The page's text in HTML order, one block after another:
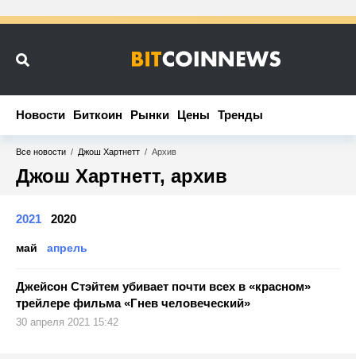
Новости Биткоин Рынки Цены Тренды
Новости Биткоин Рынки Цены Тренды
Все новости / Джош Хартнетт / Архив
Джош Хартнетт, архив
2021 2020
май апрель
Джейсон Стэйтем убивает почти всех в «красном»
трейлере фильма «Гнев человеческий»
30 апреля 2021 15:42